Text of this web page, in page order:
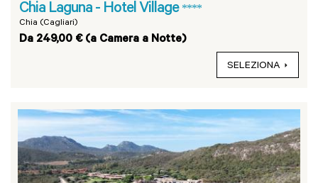
Chia Laguna - Hotel Village ****
Chia (Cagliari)
Da 249,00 € (a Camera a Notte)
SELEZIONA